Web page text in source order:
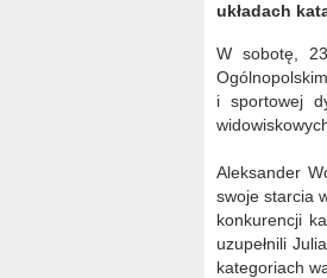
układach
W sobotę,
i sportowej
Aleksander
swoje starcia
konkurencji
uzupełnili
kategoriach